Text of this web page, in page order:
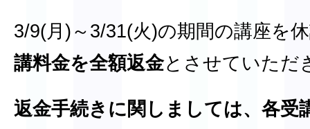
3/9(月)～3/31(火)の期間の講座を
講料金を全額返金とさせていただ
返金手続きに関しましては、各受